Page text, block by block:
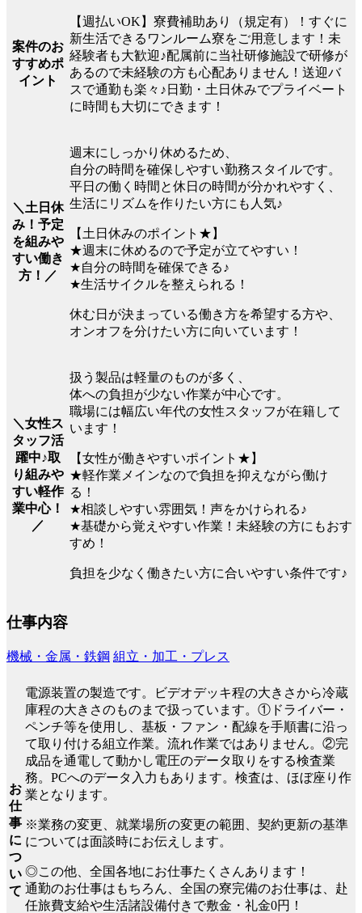
案件のお
すすめポ
イント
【週払いOK】寮費補助あり（規定有）！すぐに
新生活できるワンルーム寮をご用意します！未
経験者も大歓迎♪配属前に当社研修施設で研修が
あるので未経験の方も心配ありません！送迎バ
スで通勤も楽々♪日勤・土日休みでプライベート
に時間も大切にできます！
＼土日休
み！予定
を組みや
すい働き
方！／
週末にしっかり休めるため、
自分の時間を確保しやすい勤務スタイルです。
平日の働く時間と休日の時間が分かれやすく、
生活にリズムを作りたい方にも人気♪
【土日休みのポイント★】
★週末に休めるので予定が立てやすい！
★自分の時間を確保できる♪
★生活サイクルを整えられる！
休む日が決まっている働き方を希望する方や、
オンオフを分けたい方に向いています！
＼女性ス
タッフ活
躍中♪取
り組みや
すい軽作
業中心！
／
扱う製品は軽量のものが多く、
体への負担が少ない作業が中心です。
職場には幅広い年代の女性スタッフが在籍して
います！
【女性が働きやすいポイント★】
★軽作業メインなので負担を抑えながら働け
る！
★相談しやすい雰囲気！声をかけられる♪
★基礎から覚えやすい作業！未経験の方にもおす
すめ！
負担を少なく働きたい方に合いやすい条件です♪
仕事内容
機械・金属・鉄鋼 組立・加工・プレス
お
仕
事
に
つ
い
て
電源装置の製造です。ビデオデッキ程の大きさから冷蔵
庫程の大きさのものまで扱っています。①ドライバー・
ペンチ等を使用し、基板・ファン・配線を手順書に沿っ
て取り付ける組立作業。流れ作業ではありません。②完
成品を通電して動かし電圧のデータ取りをする検査業
務。PCへのデータ入力もあります。検査は、ほぼ座り作
業となります。
※業務の変更、就業場所の変更の範囲、契約更新の基準
については面談時にお伝えします。
◎この他、全国各地にお仕事たくさんあります！
通勤のお仕事はもちろん、全国の寮完備のお仕事は、赴
任旅費支給や生活諸設備付きで敷金・礼金0円！